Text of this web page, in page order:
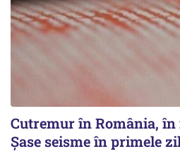
Cutremur în România, în
Șase seisme în primele